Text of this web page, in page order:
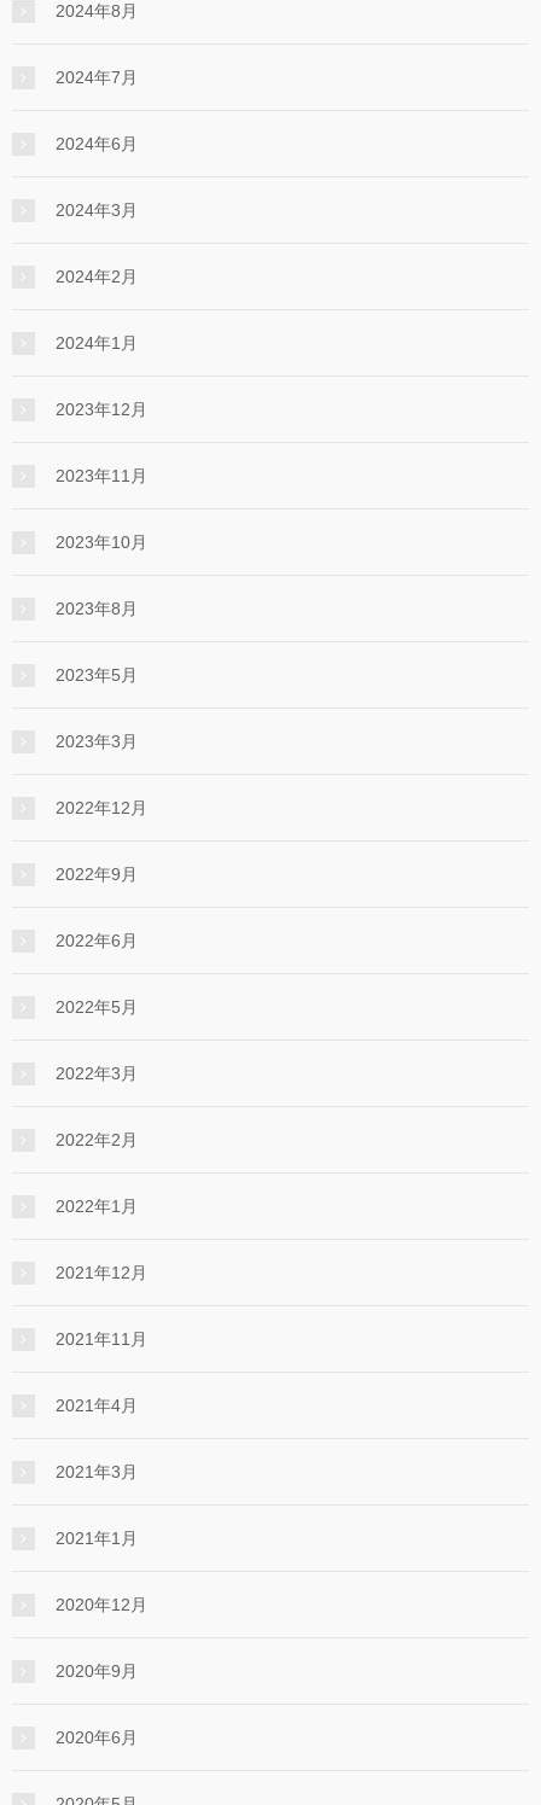
2024年8月
2024年7月
2024年6月
2024年3月
2024年2月
2024年1月
2023年12月
2023年11月
2023年10月
2023年8月
2023年5月
2023年3月
2022年12月
2022年9月
2022年6月
2022年5月
2022年3月
2022年2月
2022年1月
2021年12月
2021年11月
2021年4月
2021年3月
2021年1月
2020年12月
2020年9月
2020年6月